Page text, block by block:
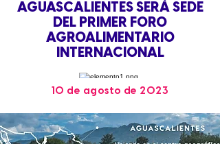
AGUASCALIENTES SERÁ SEDE
DEL PRIMER FORO
AGROALIMENTARIO
INTERNACIONAL
10 de agosto de 2023